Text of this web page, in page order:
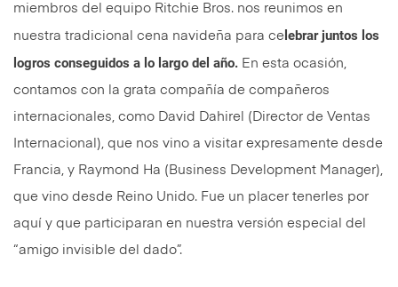
miembros del equipo Ritchie Bros. nos reunimos en
nuestra tradicional cena navideña para ce lebrar juntos los
logros conseguidos a lo largo del año. En esta ocasión,
contamos con la grata compañía de compañeros
internacionales, como David Dahirel (Director de Ventas
Internacional), que nos vino a visitar expresamente desde
Francia, y Raymond Ha (Business Development Manager),
que vino desde Reino Unido. Fue un placer tenerles por
aquí y que participaran en nuestra versión especial del
“amigo invisible del dado”.